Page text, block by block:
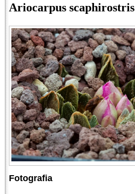
Ariocarpus scaphirostris
Fotografia